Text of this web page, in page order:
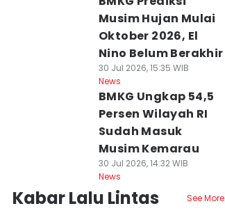
Musim Hujan Mulai
Oktober 2026, El
Nino Belum Berakhir
30 Jul 2026, 15:35 WIB
News
BMKG Ungkap 54,5
Persen Wilayah RI
Sudah Masuk
Musim Kemarau
30 Jul 2026, 14:32 WIB
News
Kabar Lalu Lintas See More